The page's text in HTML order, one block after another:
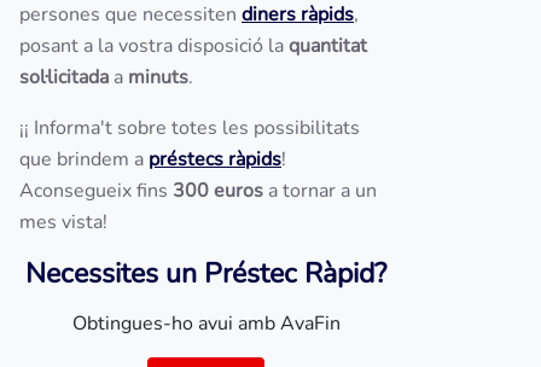
persones que necessiten diners ràpids,
posant a la vostra disposició laquantitat
sol·licitada a minuts.
¡¡ Informa't sobre totes les possibilitats
que brindem a préstecs ràpids!
Aconsegueix fins 300 euros a tornar a un
mes vista!
Necessites un Préstec Ràpid?
Obtingues-ho avui amb AvaFin